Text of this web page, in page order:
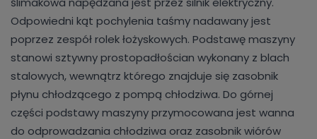
Odpowiedni kąt pochylenia taśmy nadawany jest
poprzez zespół rolek łożyskowych. Podstawę maszyny
stanowi sztywny prostopadłościan wykonany z blach
stalowych, wewnątrz którego znajduje się zasobnik
płynu chłodzącego z pompą chłodziwa. Do górnej
części podstawy maszyny przymocowana jest wanna
do odprowadzania chłodziwa oraz zasobnik wiórów